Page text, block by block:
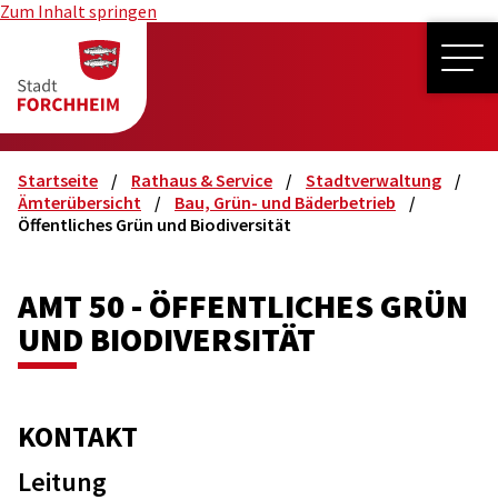
Zum Inhalt springen
Startseite Rathaus & Service
Stadtverwaltung
Ämterübersicht
Bau, Grün- und Bäderbetrieb
Öffentliches Grün und Biodiversität
AMT 50 - ÖFFENTLICHES GRÜN
UND BIODIVERSITÄT
KONTAKT
Leitung